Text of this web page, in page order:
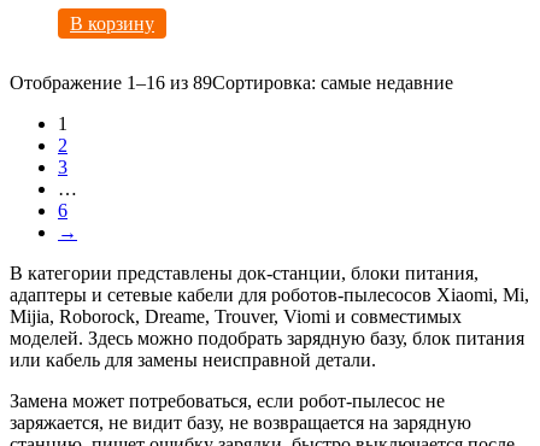
В корзину
Отображение 1–16 из 89Сортировка: самые недавние
1
2
3
…
6
→
В категории представлены док-станции, блоки питания,
адаптеры и сетевые кабели для роботов-пылесосов Xiaomi, Mi,
Mijia, Roborock, Dreame, Trouver, Viomi и совместимых
моделей. Здесь можно подобрать зарядную базу, блок питания
или кабель для замены неисправной детали.
Замена может потребоваться, если робот-пылесос не
заряжается, не видит базу, не возвращается на зарядную